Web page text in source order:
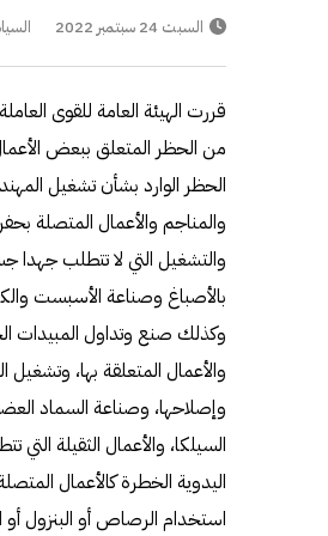
السبت 24 سبتمبر 2022
قررت الهيئة العامة للقوى
الحظر الوارد بشأن تشغيل
والمناجم والأعمال المتصلة بحفر
بالأصباغ وصناعة الأسبست
وكذلك صنع وتداول المبيدات
والأعمال المتعلقة بها، وتشغيل
وإصلاحها، وصناعة السماد
السيلكا، والأعمال الثقيلة
اليدوية الخطرة كالأعمال
استخدام الرصاص أو البنزول